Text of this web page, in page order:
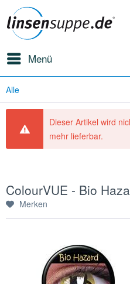
Menü
Alle
Dieser Artikel wird
mehr lieferbar.
ColourVUE - Bio
Merken